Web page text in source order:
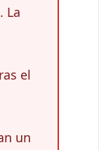
La
el
un